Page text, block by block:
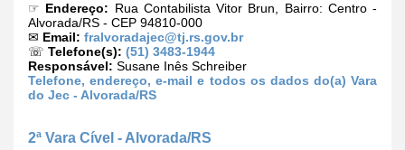
☞ Endereço: Rua Contabilista Vitor Brun, Bairro: Centro -
Alvorada/RS - CEP 94810-000
✉ Email: fralvoradajec@tj.rs.gov.br
☏ Telefone(s): (51) 3483-1944
Responsável: Susane Inês Schreiber
Telefone, endereço, e-mail e todos os dados do(a) Vara
do Jec - Alvorada/RS
2ª Vara Cível - Alvorada/RS